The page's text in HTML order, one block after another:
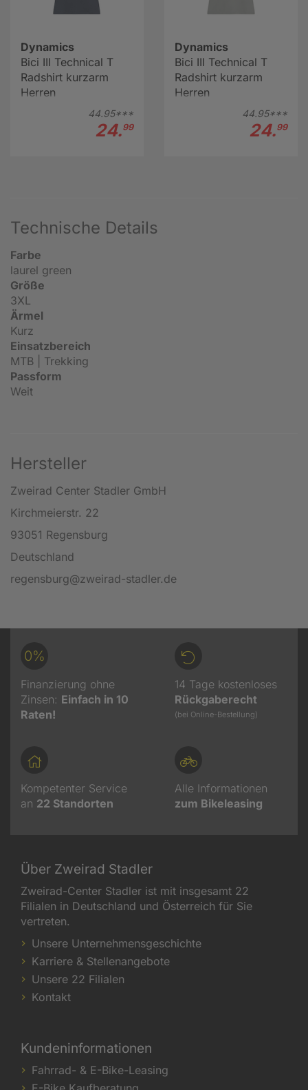
Dynamics
Bici III Technical T
Radshirt kurzarm
Herren
44.95***
24.99
Dynamics
Bici III Technical T
Radshirt kurzarm
Herren
44.95***
24.99
Technische Details
Farbe
laurel green
Größe
3XL
Ärmel
Kurz
Einsatzbereich
MTB | Trekking
Passform
Weit
Hersteller
Zweirad Center Stadler GmbH
Kirchmeierstr. 22
93051 Regensburg
Deutschland
regensburg@zweirad-stadler.de
0%
Finanzierung ohne
Zinsen: Einfach in 10
Raten!
14 Tage kostenloses
Rückgaberecht
(bei Online-Bestellung)
Kompetenter Service
an 22 Standorten
Alle Informationen
zum Bikeleasing
Über Zweirad Stadler
Zweirad-Center Stadler ist mit insgesamt 22
Filialen in Deutschland und Österreich für Sie
vertreten.
Unsere Unternehmensgeschichte
Karriere & Stellenangebote
Unsere 22 Filialen
Kontakt
Kundeninformationen
Fahrrad- & E-Bike-Leasing